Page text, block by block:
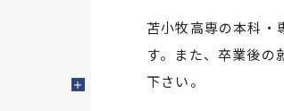
苫小牧高専の本科・
す。また、卒業後の
下さい。